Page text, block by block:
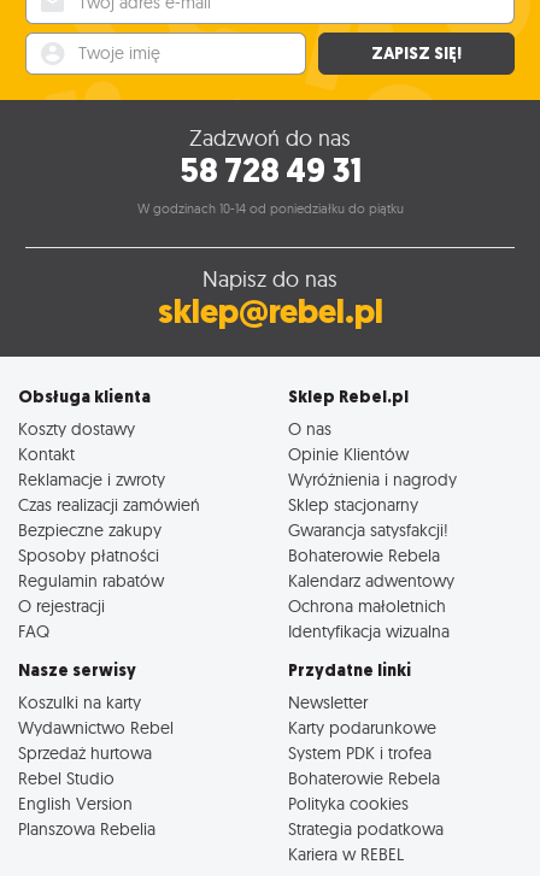
ZAPISZ SIĘ!
Zadzwoń do nas
58 728 49 31
W godzinach 10-14 od poniedziałku do piątku
Napisz do nas
sklep@rebel.pl
Obsługa klienta
Koszty dostawy
Kontakt
Reklamacje i zwroty
Czas realizacji zamówień
Bezpieczne zakupy
Sposoby płatności
Regulamin rabatów
O rejestracji
FAQ
Sklep Rebel.pl
O nas
Opinie Klientów
Wyróżnienia i nagrody
Sklep stacjonarny
Gwarancja satysfakcji!
Bohaterowie Rebela
Kalendarz adwentowy
Ochrona małoletnich
Identyfikacja wizualna
Nasze serwisy
Koszulki na karty
Wydawnictwo Rebel
Sprzedaż hurtowa
Rebel Studio
English Version
Planszowa Rebelia
Przydatne linki
Newsletter
Karty podarunkowe
System PDK i trofea
Bohaterowie Rebela
Polityka cookies
Strategia podatkowa
Kariera w REBEL